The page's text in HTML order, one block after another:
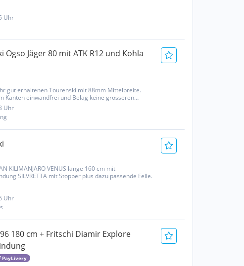
Uhr
Ogso Jäger 80 mit ATK R12 und Kohla
gut erhaltenen Tourenski mit 88mm Mittelbreite.
Kanten einwandfrei und Belag keine grösseren
ATK R12 und Kohla Felle Auf Sohlenlänge 327
vorne und hinten Spiel
Uhr
KILIMANJARO VENUS länge 160 cm mit
SILVRETTA mit Stopper plus dazu passende Felle.
Uhr
180 cm + Fritschi Diamir Explore
PayLivery